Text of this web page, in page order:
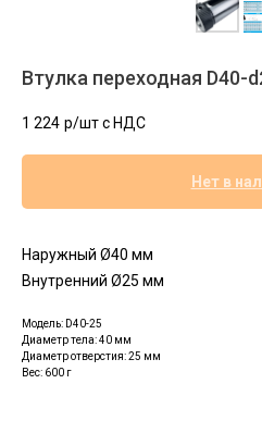
Втулка переходная D40-
1 224 р/шт c НДС
Нет в
Наружный Ø40 мм
Внутренний Ø25 мм
Модель: D40-25
Диаметр тела: 40 мм
Диаметр отверстия: 25 мм
Вес: 600 г